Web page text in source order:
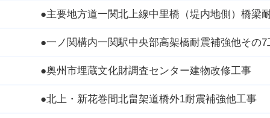
●主要地方道一関北上線中里橋（堤内地側）橋梁
●一ノ関構内一関駅中央部高架橋耐震補強他その
●奥州市埋蔵文化財調査センター建物改修工事
●北上・新花巻間北畠架道橋外1耐震補強他工事